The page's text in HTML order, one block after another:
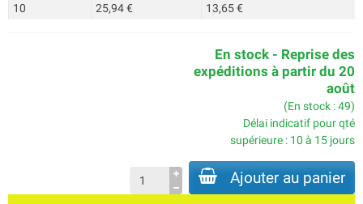
10
25,94 € 13,65 €
En stock - Reprise des
expéditions à partir du 20
août
(En stock : 49)
Délai indicatif pour qté
supérieure : 10 à 15 jours
Ajouter au panier